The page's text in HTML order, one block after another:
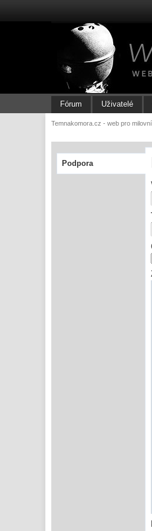
Fórum Uživatelé
Temnakomora.cz - web pro
Podpora